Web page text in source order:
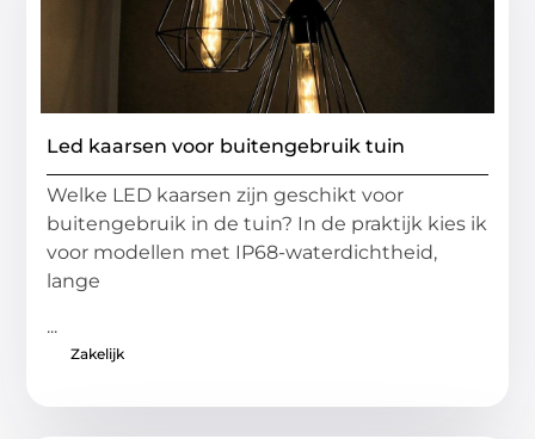
Led kaarsen voor buitengebruik tuin
Welke LED kaarsen zijn geschikt voor
buitengebruik in de tuin? In de praktijk kies ik
voor modellen met IP68-waterdichtheid,
lange
...
Zakelijk